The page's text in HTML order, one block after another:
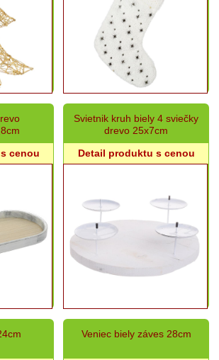
cenou
Svietnik kruh biely 4 sviečky
drevo 25x7cm
Detail produktu s cenou
Veniec biely záves 28cm